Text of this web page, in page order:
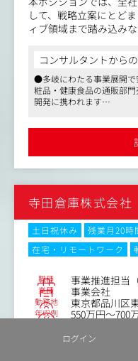
ログイン
・KGI/KPI設計
事業フェーズに合わせ
●マーケティング・
・集客ポートフォリオ
アドアフィリエイトを
・クリエイティブ戦略
ブランド毀損を防ぎつ
軸・コミュニケーショ
用や新規獲得施策立案
・LTV最大化モデルの構築
顧客ロイヤリティを高
クロスセル、F2転換率
・組織構造の設計
事業拡大に伴う最適な
ローの標準化
・メンバーマネジメント
各チームメンバーの育
して、戦略立案にとど
ィブ領域まで踏み込み
具体的には、以下の役
◆全社横断でのプロモ
ネルを分断させない一
◆ 戦略策定と施策実行
◆ 顧客インサイトに基
やブランドの魅力を、
アル・体験設計を創り
◆プロモーションの仕
わらせるのではなく、
型化と、組織としての
＜具体的な業務内容＞
らせるのではなく、成
コンサルタントから
●多岐にわたる事業展開で
粧品・健康食品の通販部
開発に携われます
●週2日のリモートワーク
日120日以上で、ワークラ
です
寺田倉庫株式会社
土日祝休み 残業月20時
在宅・リモートワーク
職種 事業推進担当
業種 事業会社
勤務地 東京都品川区
年収例
550万円～700
職務内容